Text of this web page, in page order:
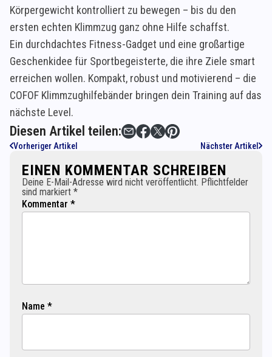
Körpergewicht kontrolliert zu bewegen – bis du den
ersten echten Klimmzug ganz ohne Hilfe schaffst.
Ein durchdachtes Fitness-Gadget und eine großartige
Geschenkidee für Sportbegeisterte, die ihre Ziele smart
erreichen wollen. Kompakt, robust und motivierend – die
COFOF Klimmzughilfebänder bringen dein Training auf das
nächste Level.
Diesen Artikel teilen:
Vorheriger Artikel Nächster Artikel
EINEN KOMMENTAR SCHREIBEN
Deine E-Mail-Adresse wird nicht veröffentlicht. Pflichtfelder
sind markiert *
Kommentar *
Name *